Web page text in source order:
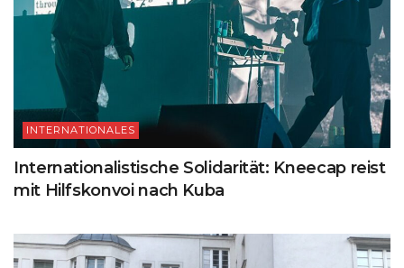
INTERNATIONALES
Internationalistische Solidarität: Kneecap reist
mit Hilfskonvoi nach Kuba